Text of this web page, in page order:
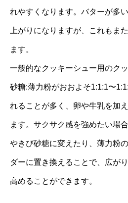
れやすくなります。バターが多
上がりになりますが、これもま
ます。
一般的なクッキーシュー用のク
砂糖:薄力粉がおおよそ1:1:1〜
れることが多く、卵や牛乳を加
ます。サクサク感を強めたい場
やきび砂糖に変えたり、薄力粉
ダーに置き換えることで、広が
高めることができます。